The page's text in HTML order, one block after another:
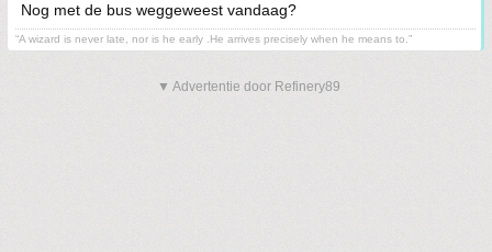
Nog met de bus weggeweest vandaag?
“A wizard is never late, nor is he early .He arrives precisely when he means to.”
▼ Advertentie door Refinery89